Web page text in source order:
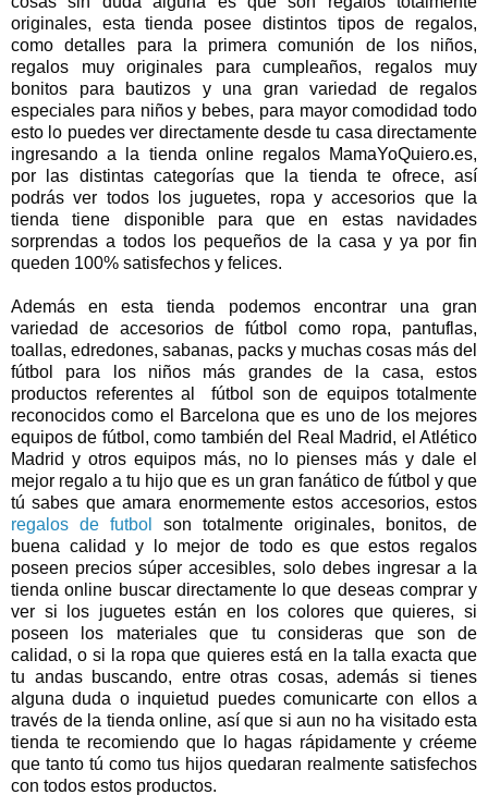
originales, esta tienda posee distintos tipos de regalos,
como detalles para la primera comunión de los niños,
regalos muy originales para cumpleaños, regalos muy
bonitos para bautizos y una gran variedad de regalos
especiales para niños y bebes, para mayor comodidad todo
esto lo puedes ver directamente desde tu casa directamente
ingresando a la tienda online regalos MamaYoQuiero.es,
por las distintas categorías que la tienda te ofrece, así
podrás ver todos los juguetes, ropa y accesorios que la
tienda tiene disponible para que en estas navidades
sorprendas a todos los pequeños de la casa y ya por fin
queden 100% satisfechos y felices.
Además en esta tienda podemos encontrar una gran
variedad de accesorios de fútbol como ropa, pantuflas,
toallas, edredones, sabanas, packs y muchas cosas más del
fútbol para los niños más grandes de la casa, estos
productos referentes al fútbol son de equipos totalmente
reconocidos como el Barcelona que es uno de los mejores
equipos de fútbol, como también del Real Madrid, el Atlético
Madrid y otros equipos más, no lo pienses más y dale el
mejor regalo a tu hijo que es un gran fanático de fútbol y que
tú sabes que amara enormemente estos accesorios, estos
regalos de futbol
son totalmente originales, bonitos, de
buena calidad y lo mejor de todo es que estos regalos
poseen precios súper accesibles, solo debes ingresar a la
tienda online buscar directamente lo que deseas comprar y
ver si los juguetes están en los colores que quieres, si
poseen los materiales que tu consideras que son de
calidad, o si la ropa que quieres está en la talla exacta que
tu andas buscando, entre otras cosas, además si tienes
alguna duda o inquietud puedes comunicarte con ellos a
través de la tienda online, así que si aun no ha visitado esta
tienda te recomiendo que lo hagas rápidamente y créeme
que tanto tú como tus hijos quedaran realmente satisfechos
con todos estos productos.